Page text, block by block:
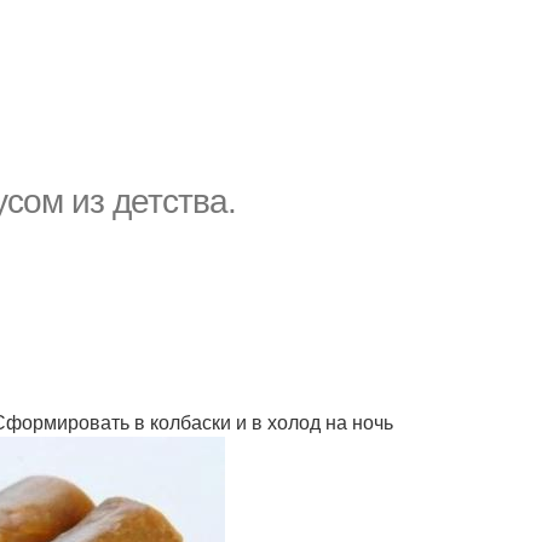
из детства.
в колбаски и в холод на ночь